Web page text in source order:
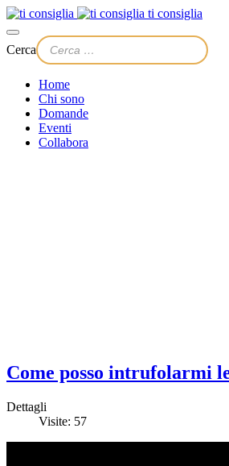
ti consiglia
Cerca
Home
Chi sono
Domande
Eventi
Collabora
Come posso intrufolarmi
Dettagli
Visite: 57